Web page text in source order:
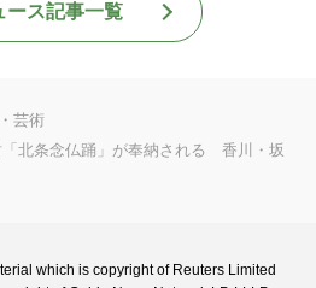
ース記事一覧
芸術
北条念仏踊」が奉納される 香川・坂
which is copyright of Reuters Limited